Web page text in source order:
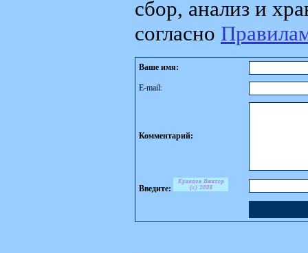
сбор, анализ и
согласно
Ваше имя:
E-mail:
Комментарий:
Введите: